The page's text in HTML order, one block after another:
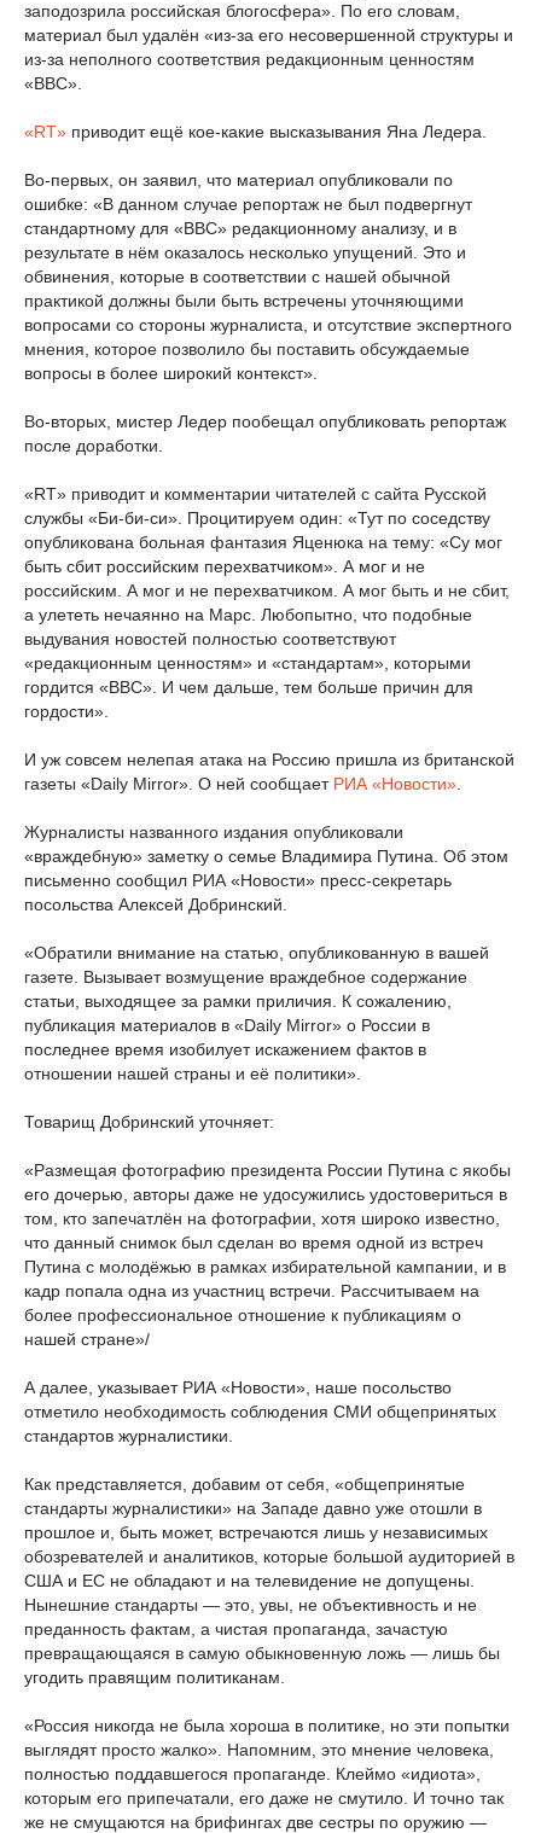
заподозрила российская блогосфера». По его словам,
материал был удалён «из-за его несовершенной структуры и
из-за неполного соответствия редакционным ценностям
«BBC».
«RT» приводит ещё кое-какие высказывания Яна Ледера.
Во-первых, он заявил, что материал опубликовали по
ошибке: «В данном случае репортаж не был подвергнут
стандартному для «BBC» редакционному анализу, и в
результате в нём оказалось несколько упущений. Это и
обвинения, которые в соответствии с нашей обычной
практикой должны были быть встречены уточняющими
вопросами со стороны журналиста, и отсутствие экспертного
мнения, которое позволило бы поставить обсуждаемые
вопросы в более широкий контекст».
Во-вторых, мистер Ледер пообещал опубликовать репортаж
после доработки.
«RT» приводит и комментарии читателей с сайта Русской
службы «Би-би-си». Процитируем один: «Тут по соседству
опубликована больная фантазия Яценюка на тему: «Су мог
быть сбит российским перехватчиком». А мог и не
российским. А мог и не перехватчиком. А мог быть и не сбит,
а улететь нечаянно на Марс. Любопытно, что подобные
выдувания новостей полностью соответствуют
«редакционным ценностям» и «стандартам», которыми
гордится «ВВС». И чем дальше, тем больше причин для
гордости».
И уж совсем нелепая атака на Россию пришла из британской
газеты «Daily Mirror». О ней сообщает РИА «Новости»
Журналисты названного издания опубликовали
«враждебную» заметку о семье Владимира Путина. Об этом
письменно сообщил РИА «Новости» пресс-секретарь
посольства Алексей Добринский.
«Обратили внимание на статью, опубликованную в вашей
газете. Вызывает возмущение враждебное содержание
статьи, выходящее за рамки приличия. К сожалению,
публикация материалов в «Daily Mirror» о России в
последнее время изобилует искажением фактов в
отношении нашей страны и её политики».
Товарищ Добринский уточняет:
«Размещая фотографию президента России Путина с якобы
его дочерью, авторы даже не удосужились удостовериться в
том, кто запечатлён на фотографии, хотя широко известно,
что данный снимок был сделан во время одной из встреч
Путина с молодёжью в рамках избирательной кампании, и в
кадр попала одна из участниц встречи. Рассчитываем на
более профессиональное отношение к публикациям о
нашей стране»/
А далее, указывает РИА «Новости», наше посольство
отметило необходимость соблюдения СМИ общепринятых
стандартов журналистики.
Как представляется, добавим от себя, «общепринятые
стандарты журналистики» на Западе давно уже отошли в
прошлое и, быть может, встречаются лишь у независимых
обозревателей и аналитиков, которые большой аудиторией в
США и ЕС не обладают и на телевидение не допущены.
Нынешние стандарты — это, увы, не объективность и не
преданность фактам, а чистая пропаганда, зачастую
превращающаяся в самую обыкновенную ложь — лишь бы
угодить правящим политиканам.
«Россия никогда не была хороша в политике, но эти попытки
выглядят просто жалко». Напомним, это мнение человека,
полностью поддавшегося пропаганде. Клеймо «идиота»,
которым его припечатали, его даже не смутило. И точно так
же не смущаются на брифингах две сестры по оружию —